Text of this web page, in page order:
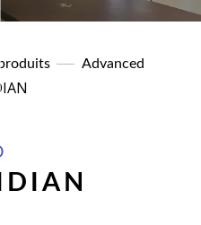
Advanced